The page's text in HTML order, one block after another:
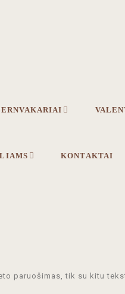
KONTAKTAI
paruošimas, tik su kitu